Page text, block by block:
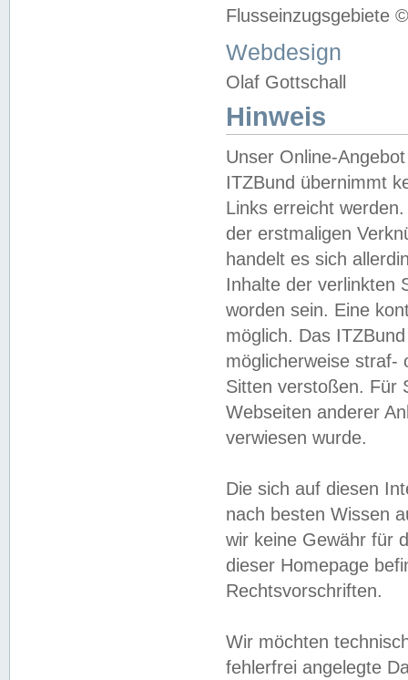
Flusseinzugsgebiete
Webdesign
Olaf Gottschall
Hinweis
Unser Online-
ITZBund übernimmt
Links erreicht
der erstmaligen
handelt es sich
Inhalte der verlinkten
worden sein. Eine
möglich. Das
möglicherweise straf-
Sitten verstoßen. Für
Webseiten anderer
verwiesen wurde.
Die sich auf diesen
nach besten Wissen
wir keine Gewähr für
dieser Homepage
Rechtsvorschriften.
Wir möchten
fehlerfrei angelegte